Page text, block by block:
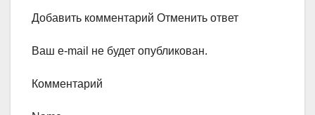
Добавить комментарий Отменить ответ
Ваш e-mail не будет опубликован.
Комментарий